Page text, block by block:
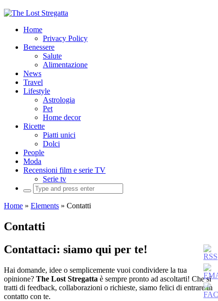
Home
Privacy Policy
Benessere
Salute
Alimentazione
News
Travel
Lifestyle
Astrologia
Pet
Home decor
Ricette
Piatti unici
Dolci
People
Moda
Recensioni film e serie TV
Serie tv
Search
for:
Home » Elements » Contatti
Contatti
Contattaci: siamo qui per te!
Hai domande, idee o semplicemente vuoi condividere la tua
opinione? The Lost Stregatta è sempre pronto ad ascoltarti! Che si
tratti di feedback, collaborazioni o richieste, siamo felici di entrare in
contatto con te.